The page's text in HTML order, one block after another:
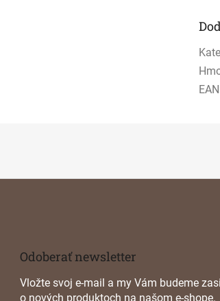
EAN
Odoberať newsletter
Vložte svoj e-mail a my Vám budeme
o nových produktoch na našom e-shope.